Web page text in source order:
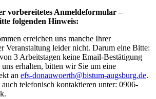
vorbereitetes Anmeldeformular –
folgenden Hinweis:
erreichen uns manche Ihrer
Veranstaltung leider nicht. Darum eine Bitte:
3 Arbeitstagen keine Email-Bestätigung
erhalten, bitten wir Sie um eine
an efs-donauwoerth@bistum-augsburg.de.
auch telefonisch kontaktieren unter: 0906-